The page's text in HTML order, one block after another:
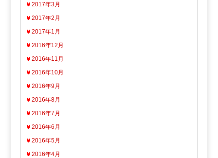
2017年3月
2017年2月
2017年1月
2016年12月
2016年11月
2016年10月
2016年9月
2016年8月
2016年7月
2016年6月
2016年5月
2016年4月